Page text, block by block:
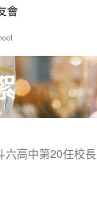
六高中第20任校長